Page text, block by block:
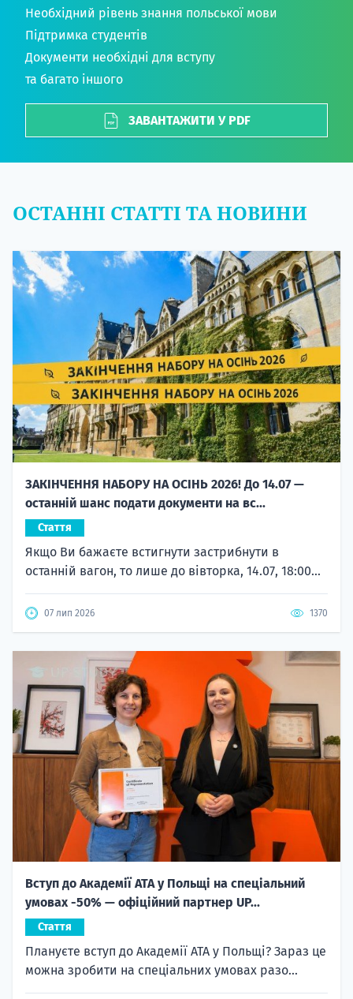
Необхідний рівень знання польської мови
Підтримка студентів
Документи необхідні для вступу
та багато іншого
ЗАВАНТАЖИТИ У PDF
ОСТАННІ СТАТТІ ТА НОВИНИ
ЗАКІНЧЕННЯ НАБОРУ НА ОСІНЬ 2026! До 14.07 —
останній шанс подати документи на вс...
Стаття
Якщо Ви бажаєте встигнути застрибнути в
останній вагон, то лише до вівторка, 14.07, 18:00...
07 лип 2026 1370
Вступ до Академії ATA у Польщі на спеціальний
умовах -50% — офіційний партнер UP...
Стаття
Плануєте вступ до Академії ATA у Польщі? Зараз це
можна зробити на спеціальних умовах разо...